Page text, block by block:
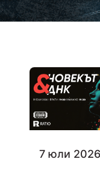
7 юли 2026